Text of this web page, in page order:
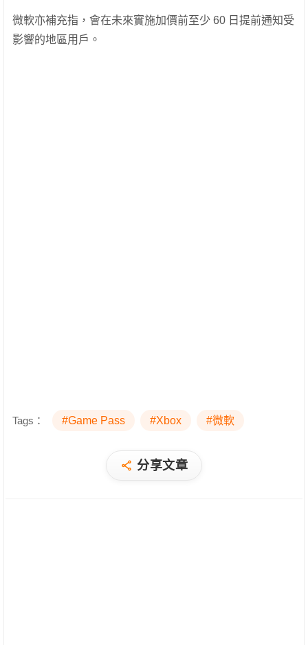
微軟亦補充指，會在未來實施加價前至少 60 日提前通知受
影響的地區用戶。
Tags： #Game Pass #Xbox #微軟
分享文章